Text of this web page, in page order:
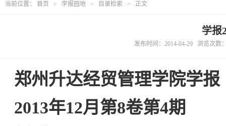
当前位置： 首页 > 学报园地 > 目录检索 > 正文
学报
发布时间：2014-04-29 浏览次数
郑州升达经贸管理学院学报
2013年12月 第8卷第4期